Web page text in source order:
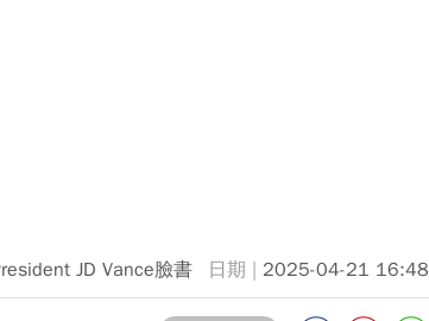
JD Vance臉書 2025-04-21 16:48